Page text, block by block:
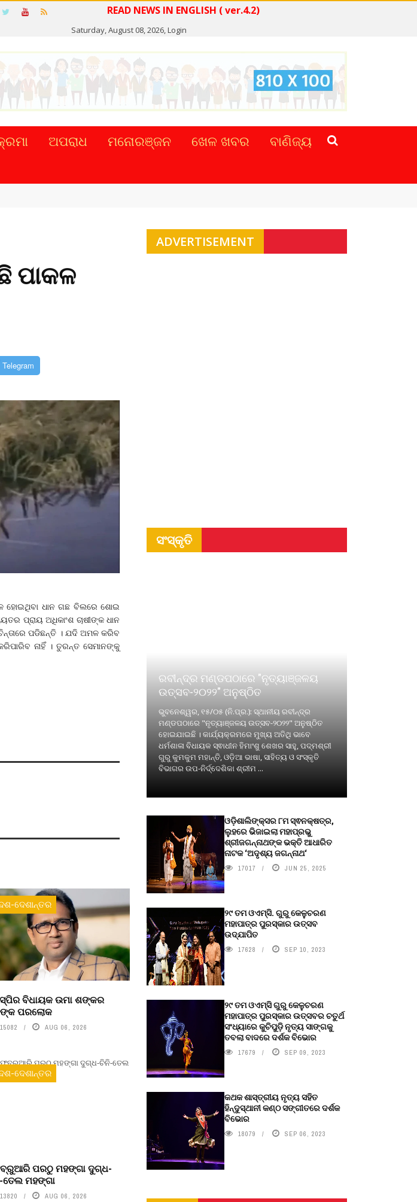
READ NEWS IN ENGLISH ( ver.4.2)
Saturday, August 08, 2026,Login
ଅପରାଧ ମନୋରଞ୍ଜନ ଖେଳ ଖବର
ବାଣିଜ୍ୟ
ପାକଳ
Telegram
ହୋଇଥିବା ଧାନ ଗଛ ବିଲରେ ଶୋଇ
ପ୍ରାୟ ଅଧିକାଂଶ ଚାଷୀଙ୍କ ଧାନ
ଚିନ୍ତାରେ ପଡିଛନ୍ତି । ଯଦି ଅମଳ କରିବ
ନାହିଁ । ତୁରନ୍ତ ସେମାନଙ୍କୁ
ଦେଶାନ୍ତର
ବିଧାୟକ ଉମା ଶଙ୍କର
ପରଲୋକ
15082 AUG 06, 2026
ଦେଶାନ୍ତର
ପରଠୁ ମହଙ୍ଗା ଦୁଗ୍ଧ-
ମହଙ୍ଗା
13820 AUG 06, 2026
ADVERTISEMENT
ସଂସ୍କୃତି
ରବୀନ୍ଦ୍ର ମଣ୍ଡପଠାରେ "ନୃତ୍ୟାଞ୍ଜଳୟ
ଉତ୍ସବ-୨୦୨୨" ଅନୁଷ୍ଠିତ
ଭୁବନେଶ୍ୱର, ୧୫/୦୫ (ନି.ପ୍ର.): ସ୍ଥାନୀୟ ରବୀନ୍ଦ୍ର
ମଣ୍ଡପଠାରେ "ନୃତ୍ୟାଞ୍ଜଳୟ ଉତ୍ସବ-୨୦୨୨" ଅନୁଷ୍ଠିତ
ହୋଇଯାଇଛି । କାର୍ଯ୍ୟକ୍ରମରେ ମୁଖ୍ୟ ଅତିଥି ଭାବେ
ଧର୍ମଶାଳା ବିଧାୟକ ସ୍ଵାଧୀନ ହିମାଂଶୁ ଶେଖର ସାହୁ, ପଦ୍ମଶ୍ରୀ
ଗୁରୁ କୁମକୁମ ମହାନ୍ତି, ଓଡ଼ିଆ ଭାଷା, ସାହିତ୍ୟ ଓ ସଂସ୍କୃତି
ବିଭାଗର ଉପ-ନିର୍ଦ୍ଦେଶିକା ଶ୍ରୀମ ...
ଓଡ଼ିଶାଲିଙ୍କ୍ସର ୮ମ ସ୍ଵନକ୍ଷତ୍ର,
ଲୁହରେ ଭିଜାଇଲା ମହାପ୍ରଭୁ
ଶ୍ରୀଜଗନ୍ନାଥଙ୍କ ଭକ୍ତି ଆଧାରିତ
ନାଟକ ‘ଅଦୃଶ୍ୟ ଜଗନ୍ନାଥ‘
17017 JUN 25, 2025
୨୯ ତମ ଓଏମ୍‌ସି. ଗୁରୁ କେଳୁଚରଣ
ମହାପାତ୍ର ପୁରସ୍କାର ଉତ୍ସବ
ଉଦ୍‍ଯାପିତ
17628 SEP 10, 2023
୨୯ ତମ ଓଏମ୍‌ସି ଗୁରୁ କେଳୁଚରଣ
ମହାପାତ୍ର ପୁରସ୍କାର ଉତ୍ସବର ଚତୁର୍ଥ
ସଂଧ୍ୟାରେ କୁଚିପୁଡ଼ି ନୃତ୍ୟ ସାଙ୍ଗକୁ
ତବଲା ବାଦରେ ଦର୍ଶକ ବିଭୋର
17679 SEP 09, 2023
କଥକ ଶାସ୍ତ୍ରୀୟ ନୃତ୍ୟ ସହିତ
ହିନ୍ଦୁସ୍ଥାନୀ କଣ୍ଠ ସଙ୍ଗୀତରେ ଦର୍ଶକ
ବିଭୋର
18079 SEP 06, 2023